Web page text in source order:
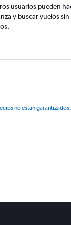
usuarios pueden
y buscar vuelos
no están garantizados.